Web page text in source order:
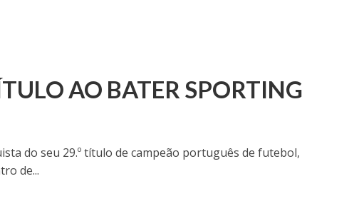
AO BATER SPORTING
do seu 29.º título de campeão português de futebol,
de...